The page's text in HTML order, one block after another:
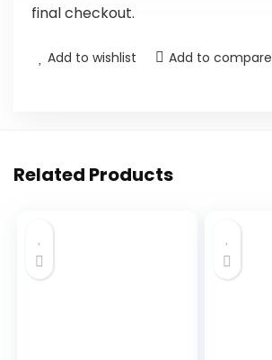
final checkout.
Add to wishlist Add to compare
Related Products